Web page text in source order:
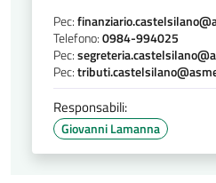
Pec:
Telefono:0984-994025
Pec:
Pec:
Responsabili:
Giovanni Lamanna